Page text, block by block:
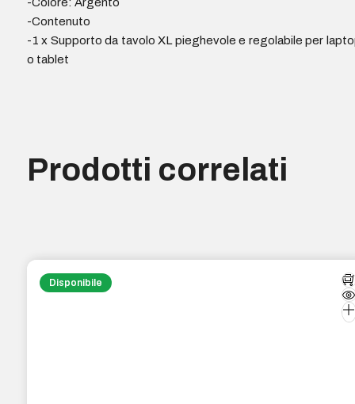
-Colore: Argento
-Contenuto
-1 x Supporto da tavolo XL pieghevole e regolabile per
o tablet
Prodotti correlati
Disponibile